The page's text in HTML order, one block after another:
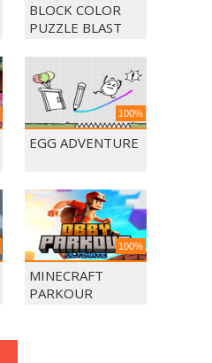
BLOCK COLOR
PUZZLE BLAST
100%
EGG ADVENTURE
100%
MINECRAFT
PARKOUR